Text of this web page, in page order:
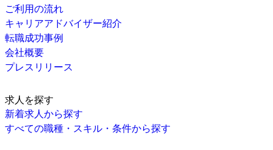
ご利用の流れ
キャリアアドバイザー紹介
転職成功事例
会社概要
プレスリリース
求人を探す
新着求人から探す
すべての職種・スキル・条件から探す